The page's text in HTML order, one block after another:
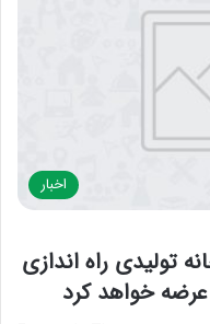
اخبار
سال جاری ۲ کارخانه تولیدی راه اندازی
خواهد کرد